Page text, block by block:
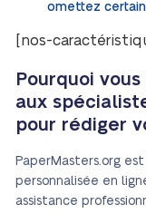
omettez
[nos-
Pourquoi
aux
pour rédiger
PaperMasters.org
personnalisée en
assistance